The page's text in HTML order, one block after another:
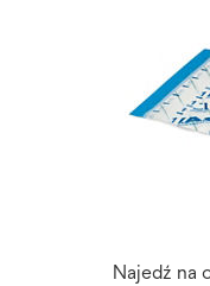
Najedź na